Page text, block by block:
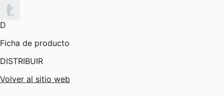
D
Ficha de producto
DISTRIBUIR
Volver al sitio web